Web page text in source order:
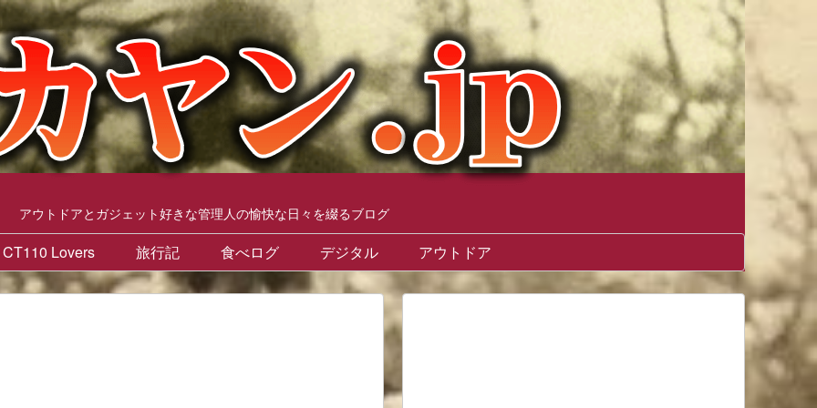
アウトドアとガジェット好きな管理人の愉快な日々を綴るブログ
CT110 Lovers 旅行記 食べログ デジタル アウトドア